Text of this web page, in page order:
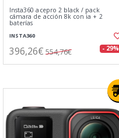
Insta360 acepro 2 black / pack
cámara de acción 8k con ia + 2
baterías
INSTA360
396,26€ 554,76€ - 29%